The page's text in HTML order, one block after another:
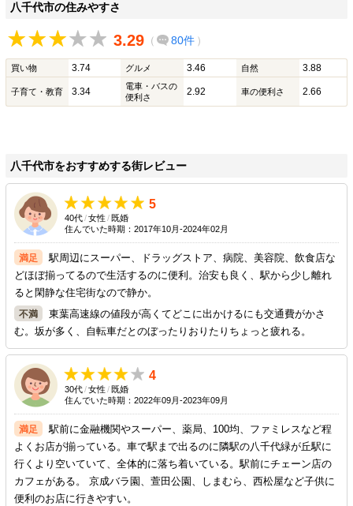
八千代市の住みやすさ
3.29 （ 80件 ）
買い物 3.74 グルメ 3.46 自然 3.88
子育て・教育 3.34
電車・バスの
便利さ
2.92 車の便利さ 2.66
八千代市をおすすめする街レビュー
5
40代/女性/ 既婚
住んでいた時期：2017年10月-2024年02月
駅周辺にスーパー、ドラッグストア、病院、美容院、飲食店な
どほぼ揃ってるので生活するのに便利。治安も良く、駅から少し離れ
ると閑静な住宅街なので静か。
東葉高速線の値段が高くてどこに出かけるにも交通費がかさ
む。坂が多く、自転車だとのぼったりおりたりちょっと疲れる。
4
30代/女性/ 既婚
住んでいた時期：2022年09月-2023年09月
駅前に金融機関やスーパー、薬局、100均、ファミレスなど程
よくお店が揃っている。車で駅まで出るのに隣駅の八千代緑が丘駅に
行くより空いていて、全体的に落ち着いている。駅前にチェーン店の
カフェがある。 京成バラ園、萱田公園、しまむら、西松屋など子供に
便利のお店に行きやすい。